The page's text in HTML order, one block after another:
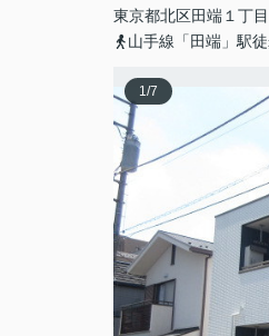
東京都北区田端 １丁
山手線「田端」駅
1/7